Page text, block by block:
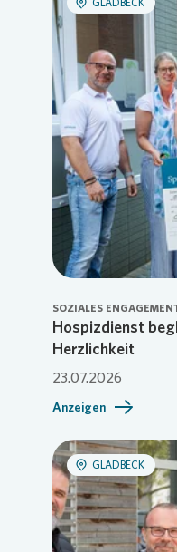
SOZIALES
Hospizdienst
Herzlichkeit
23.07.2026
Anzeigen
GLADBECK